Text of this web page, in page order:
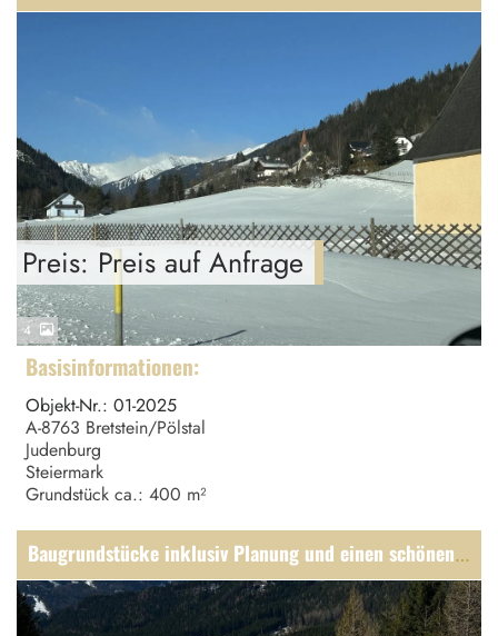
4
Basisinformationen:
Objekt-Nr.: 01-2025
A-8763 Bretstein/Pölstal
Judenburg
Steiermark
Grundstück ca.: 400 m²
Preis: Preis auf Anfrage
Baugrundstücke inklusiv Planung und einen schönen Weitblick